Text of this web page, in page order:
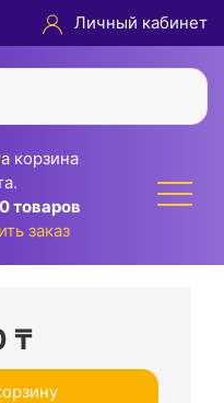
Личный кабинет
корзина
0 товаров
заказ
₸